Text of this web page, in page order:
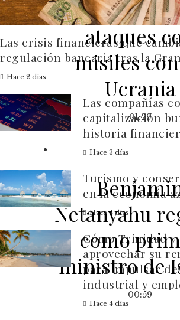
y
ataques
misiles
Ucrania
01:29
Netanyahu
como
ministro de
00:59
Las crisis financieras que
regulación bancaria tras la
Hace 2 días
Las compañías
capitalización
historia
Hace 3 días
Turismo y
en la economía
Hace 4 días
Cómo Trinidad y
aprovechar su
para impulsar
industrial y
Hace 4 días